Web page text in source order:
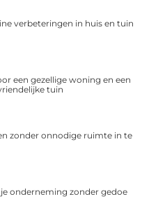
verbeteringen in huis en tuin
een gezellige woning en een
tuin
zonder onnodige ruimte in te
onderneming zonder gedoe